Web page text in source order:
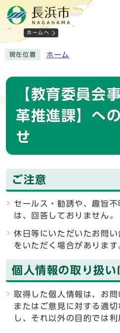
ホームへ
現在位置 ホーム
【教育委員会
革推進課】へ
せ
ご注意
セールス・勧誘や、趣旨
は、回答しておりません。
休日等にいただいたお問
をいただく場合があります
個人情報の取り扱い
取得した個人情報は、お問
またはご意見に対する適
し、それ以外の目的では利